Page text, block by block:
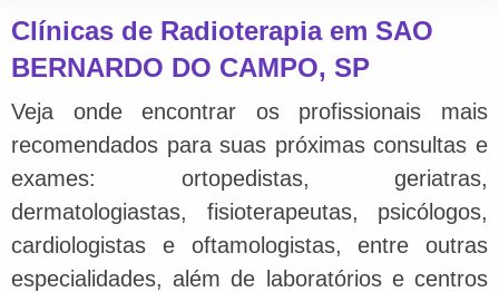
Clínicas de Radioterapia em SAO
BERNARDO DO CAMPO, SP
Veja onde encontrar os profissionais mais
recomendados para suas próximas consultas e
exames: ortopedistas, geriatras,
dermatologiastas, fisioterapeutas, psicólogos,
cardiologistas e oftamologistas, entre outras
especialidades, além de laboratórios e centros